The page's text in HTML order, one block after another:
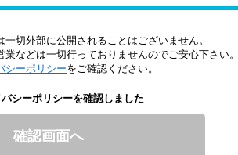
切外部に公開されることはございません。
などは一切行っておりませんのでご安心下さい。
シーポリシーをご確認ください。
シーポリシーを確認しました